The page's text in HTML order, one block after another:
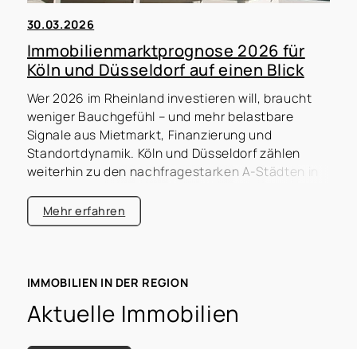
30.03.2026
Immobilienmarktprognose 2026 für
Köln und Düsseldorf auf einen Blick
Wer 2026 im Rheinland investieren will, braucht
weniger Bauchgefühl – und mehr belastbare
Signale aus Mietmarkt, Finanzierung und
Standortdynamik. Köln und Düsseldorf zählen
weiterhin zu den nachfragestarken A-Städten in
nach Mikrolage, Objektqualität und
Vermietbarkeit. Diese Immobilienmarktprognose
Kapitalanlagen schnell einordnen können.
Mehr erfahren
IMMOBILIEN IN DER REGION
Aktuelle Immobilien